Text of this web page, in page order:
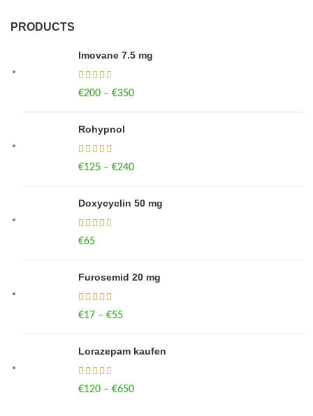
PRODUCTS
Imovane 7.5 mg
€200 – €350
Rohypnol
€125 – €240
Doxycyclin 50 mg
€65
Furosemid 20 mg
€17 – €55
Lorazepam kaufen
€120 – €650